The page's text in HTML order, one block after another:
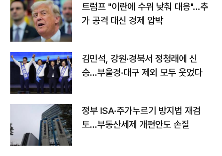
트럼프 "이란에 수위 낮춰 대응"…추
가 공격 대신 경제 압박
김민석, 강원·경북서 정청래에 신
승…부울경·대구 제외 모두 웃었다
정부 ISA·주가누르기 방지법 재검
토…부동산세제 개편안도 손질